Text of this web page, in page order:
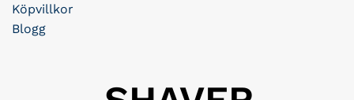
Köpvillkor
Blogg